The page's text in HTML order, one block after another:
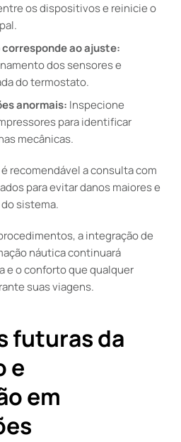
os dispositivos e reinicie o
ao ajuste:
dos sensores e
do termostato.
anormais: Inspecione
para identificar
mecânicas.
recomendável a consulta com
para evitar danos maiores e
sistema.
a integração de
náutica continuará
e o conforto que qualquer
suas viagens.
futuras da
e
em